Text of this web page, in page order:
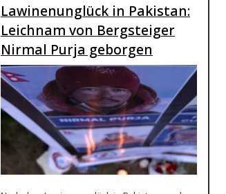
Lawinenunglück in Pakistan:
Leichnam von Bergsteiger
Nirmal Purja geborgen